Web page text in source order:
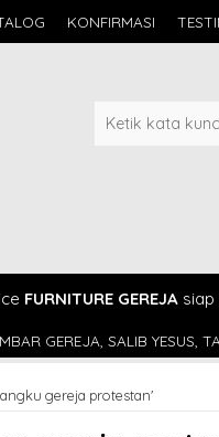
KONFIRMASI
FURNITURE GEREJAsiap
TABERNAKEL, KURSI
gereja protestan'